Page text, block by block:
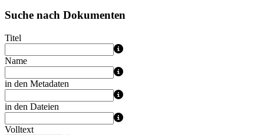
Suche nach Dokumenten
Titel
Name
in den Metadaten
in den Dateien
Volltext